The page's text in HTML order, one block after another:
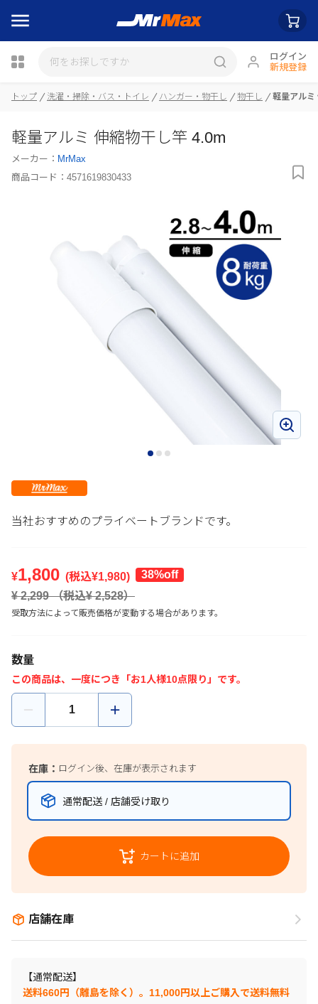
ログイン
新規登録
トップ 洗濯・掃除・バス・トイレ ハンガー・物干し 物干し 軽量アルミ
軽量アルミ 伸縮物干し竿 4.0m
メーカー： MrMax
商品コード： 4571619830433
当社おすすめのプライベートブランドです。
¥1,800 (税込¥1,980)
38%off
¥ 2,299（税込¥2,528）
受取方法によって販売価格が変動する場合があります。
数量
この商品は、一度につき「お1人様10点限り」です。
在庫： ログイン後、在庫が表示されます
通常配送 / 店舗受け取り
カートに追加
店舗在庫
【通常配送】
送料660円（離島を除く）。11,000円以上ご購入で送料無料